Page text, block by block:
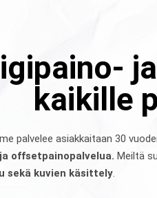
kaikille
palvelee asiakkaitaan 30
offsetpainopalvelua. Meiltä
sekä kuvien käsittely.